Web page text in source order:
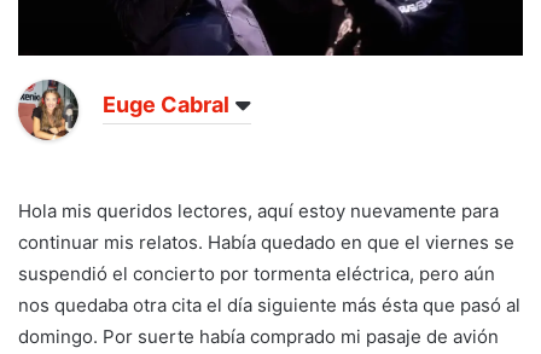
Euge Cabral
Hola mis queridos lectores, aquí estoy nuevamente para
continuar mis relatos. Había quedado en que el viernes se
suspendió el concierto por tormenta eléctrica, pero aún
nos quedaba otra cita el día siguiente más ésta que pasó al
domingo. Por suerte había comprado mi pasaje de avión